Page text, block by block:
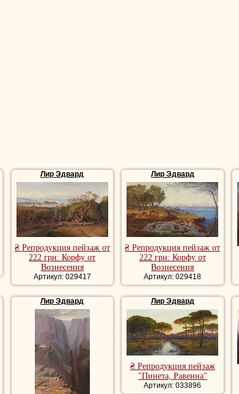
Лир Эдвард
₴ Репродукция пейзаж от
222 грн: Корфу от
Вознесения
Артикул: 029417
Лир Эдвард
₴ Репродукция пейзаж от
222 грн: Корфу от
Вознесения
Артикул: 029418
Лир Эдвард Лир Эдвард
₴ Репродукция пейзаж
"Пинета, Равенна"
Артикул: 033896